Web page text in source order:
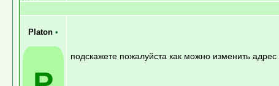
Platon •
подскажете пожалуйста как можно изменить